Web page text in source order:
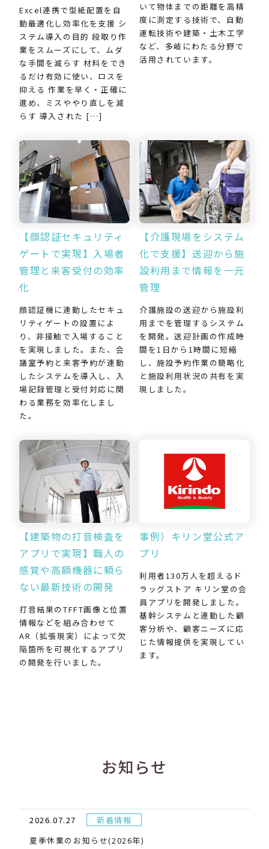
Excel連携で型紙配置を自
動最適化し効率化を支援 シ
ステム導入の目的 段取り作
業をスムーズにして、ムダ
な手間を減らす 材料をでき
るだけ有効に使い、ロスを
抑える 作業を早く・正確に
進め、ミスややり直しを減
らす 導入された […]
いて物体までの距離を高精
度に測定する技術で、自動
運転技術や建築・土木工学
など、多岐にわたる分野で
活用されています。
【顔認証セキュリティ
ゲートで実現】入場者
管理と来客受付の効率
化
顔認証機に連動したセキュ
リティゲートの設置によ
り、非接触で入場すること
を実現しました。また、会
議室予約と来客予約が連動
したシステムを導入し、入
場記録管理と受付対応に関
わる業務を効率化しまし
た。
【介護現場をシステム
化で支援】送迎から施
設利用まで情報を一元
管理
介護施設の送迎から施設利
用までを管理するシステム
を開発。送迎計画の作成時
間を1日から1時間に短縮
し、施設予約作業の簡略化
と施設利用状況の共有を実
現しました。
【建築物の打音検査を
アプリで実現】職人の
感覚や高額機器に頼ら
ない最新技術の開発
打音結果のTFFT画像と位置
情報などを組み合わせて
AR（拡張現実）によって欠
陥箇所を可視化するアプリ
の開発を行いました。
事例）キリン堂公式ア
プリ
利用者130万人を超えるド
ラッグストア キリン堂の会
員アプリを開発しました。
基幹システムと連動した顧
客分析や、顧客ニーズに応
じた情報提供を実現してい
ます。
お知らせ
2026.07.27
新着情報
夏季休業のお知らせ(2026年)